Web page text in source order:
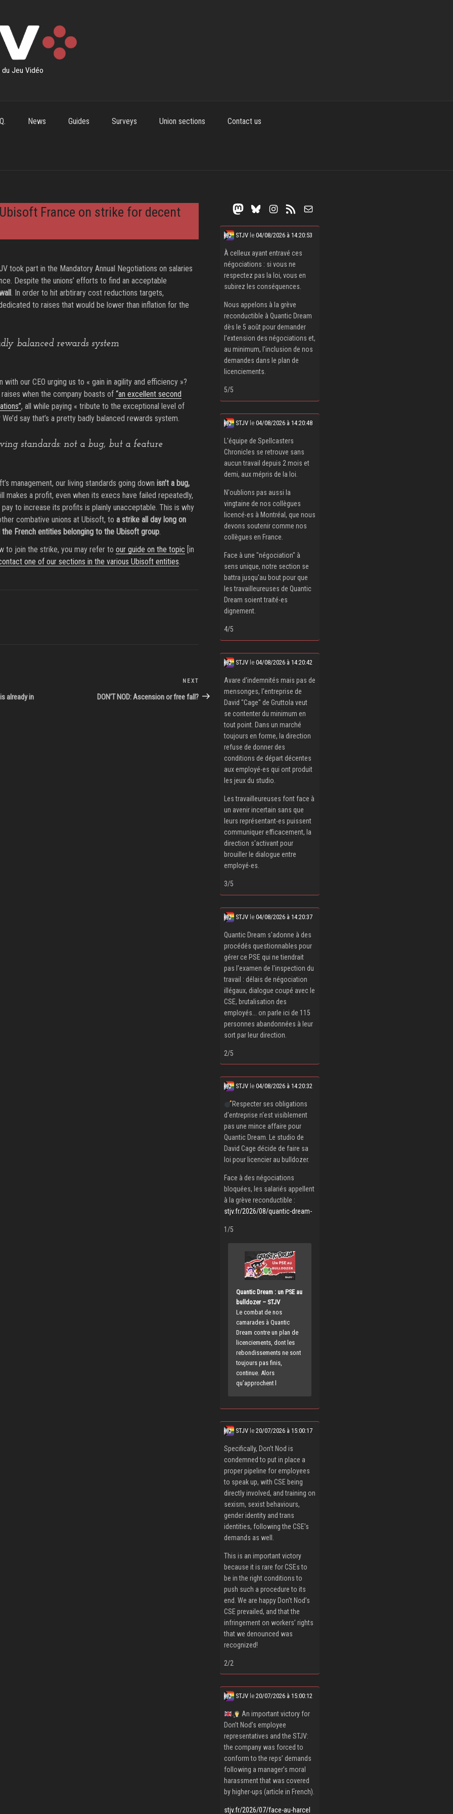
du Jeu Vidéo
News Guides Surveys Union sections Contact us
France on strike for decent
took part in the Mandatory Annual Negotiations on salaries
Despite the unions’ efforts to find an acceptable
. In order to hit arbtirary cost reductions targets,
to raises that would be lower than inflation for the
balanced rewards system
with our CEO urging us to « gain in agility and efficiency »?
when the company boasts of “an excellent second
, all while paying « tribute to the exceptional level of
say that’s a pretty badly balanced rewards system.
standards: not a bug, but a feature
management, our living standards going down isn’t a bug,
makes a profit, even when its execs have failed repeatedly,
to increase its profits is plainly unacceptable. This is why
combative unions at Ubisoft, to a strike all day long on
the French entities belonging to the Ubisoft group.
to join the strike, you may refer to our guide on the topic [in
one of our sections in the various Ubisoft entities
already in
Next
Post
NEXT
DON’T NOD: Ascension or free fall?
Mastodon Bluesky Instagram RSS Feed Mail
STJV le04/08/2026 à 14:20:53
À celleux ayant entravé ces
négociations : si vous ne
respectez pas la loi, vous en
subirez les conséquences.
Nous appelons à la grève
reconductible à Quantic Dream
dès le 5 août pour demander
l'extension des négociations et,
au minimum, l'inclusion de nos
demandes dans le plan de
licenciements.
5/5
STJV le04/08/2026 à 14:20:48
L'équipe de Spellcasters
Chronicles se retrouve sans
aucun travail depuis 2 mois et
demi, aux mépris de la loi.
N'oublions pas aussi la
vingtaine de nos collègues
licencé‧es à Montréal, que nous
devons soutenir comme nos
collègues en France.
Face à une "négociation" à
sens unique, notre section se
battra jusqu'au bout pour que
les travailleureuses de Quantic
Dream soient traité‧es
dignement.
4/5
STJV le04/08/2026 à 14:20:42
Avare d'indemnités mais pas de
mensonges, l'entreprise de
David "Cage" de Gruttola veut
se contenter du minimum en
tout point. Dans un marché
toujours en forme, la direction
refuse de donner des
conditions de départ décentes
aux employé‧es qui ont produit
les jeux du studio.
Les travailleureuses font face à
un avenir incertain sans que
leurs représentant‧es puissent
communiquer efficacement, la
direction s'activant pour
brouiller le dialogue entre
employé‧es.
3/5
STJV le04/08/2026 à 14:20:37
Quantic Dream s'adonne à des
procédés questionnables pour
gérer ce PSE qui ne tiendrait
pas l'examen de l'inspection du
travail : délais de négociation
illégaux, dialogue coupé avec le
CSE, brutalisation des
employés... on parle ici de 115
personnes abandonnées à leur
sort par leur direction.
2/5
STJV le04/08/2026 à 14:20:32
Respecter ses obligations
d'entreprise n'est visiblement
pas une mince affaire pour
Quantic Dream. Le studio de
David Cage décide de faire sa
loi pour licencier au bulldozer.
Face à des négociations
bloquées, les salariés appellent
à la grève reconductible :
stjv.fr/2026/08/quantic-dream-
1/5
Quantic Dream : un PSE au
bulldozer – STJV
Le combat de nos
camarades à Quantic
Dream contre un plan de
licenciements, dont les
rebondissements ne sont
toujours pas finis,
continue. Alors
qu’approchent l
STJV le20/07/2026 à 15:00:17
Specifically, Don’t Nod is
condemned to put in place a
proper pipeline for employees
to speak up, with CSE being
directly involved, and training on
sexism, sexist behaviours,
gender identity and trans
identities, following the CSE’s
demands as well.
This is an important victory
because it is rare for CSEs to
be in the right conditions to
push such a procedure to its
end. We are happy Don’t Nod’s
CSE prevailed, and that the
infringement on workers’ rights
that we denounced was
recognized!
2/2
STJV le20/07/2026 à 15:00:12
An important victory for
Don’t Nod’s employee
representatives and the STJV:
the company was forced to
conform to the reps’ demands
following a manager’s moral
harassment that was covered
by higher-ups (article in French).
stjv.fr/2026/07/face-au-harcel